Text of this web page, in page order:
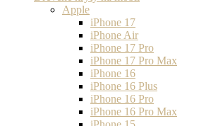
Apple
iPhone 17
iPhone Air
iPhone 17 Pro
iPhone 17 Pro Max
iPhone 16
iPhone 16 Plus
iPhone 16 Pro
iPhone 16 Pro Max